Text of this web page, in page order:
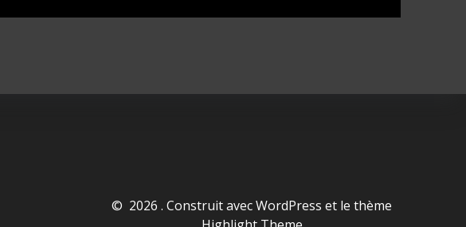
© 2026 . Construit avec WordPress et le thème